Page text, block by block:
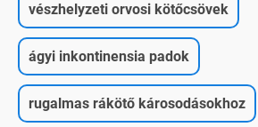
vészhelyzeti orvosi kötőcsövek
ágyi inkontinensia padok
rugalmas rákötő károsodásokhoz